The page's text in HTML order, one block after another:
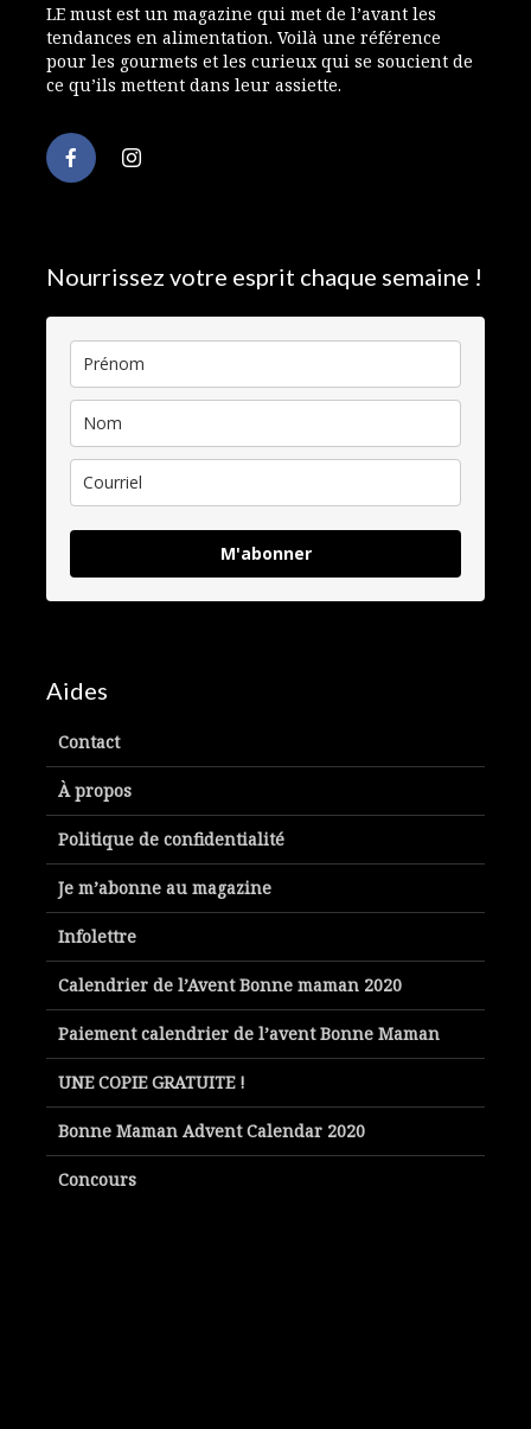
LE must est un magazine qui met de l’avant les
tendances en alimentation. Voilà une référence
pour les gourmets et les curieux qui se soucient de
ce qu’ils mettent dans leur assiette.
Nourrissez votre esprit chaque semaine !
M'abonner
Aides
Contact
À propos
Politique de confidentialité
Je m’abonne au magazine
Infolettre
Calendrier de l’Avent Bonne maman 2020
Paiement calendrier de l’avent Bonne Maman
UNE COPIE GRATUITE !
Bonne Maman Advent Calendar 2020
Concours